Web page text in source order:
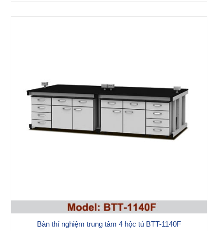
Bàn thí nghiệm trung tâm 4 hộc tủ BTT-1140F